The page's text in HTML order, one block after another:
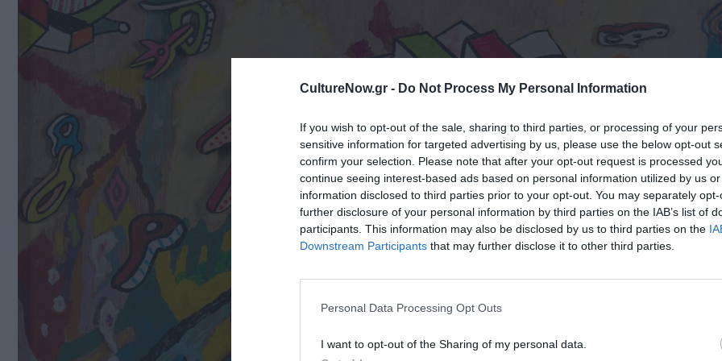
CultureNow.gr - Do Not Process My Personal Information
If you wish to opt-out of the sale, sharing to third parties, or processing of your
sensitive information for targeted advertising by us, please use the below opt-out
confirm your selection. Please note that after your opt-out request is processed
continue seeing interest-based ads based on personal information utilized by us
information disclosed to third parties prior to your opt-out. You may separately
further disclosure of your personal information by third parties on the IAB’s list of
participants. This information may also be disclosed by us to third parties on the
Downstream Participants that may further disclose it to other third parties.
Personal Data Processing Opt Outs
I want to opt-out of the Sharing of my personal data.
ΔΕΣ 3 ΦΩΤΟΓΡΑΦΙΕΣ